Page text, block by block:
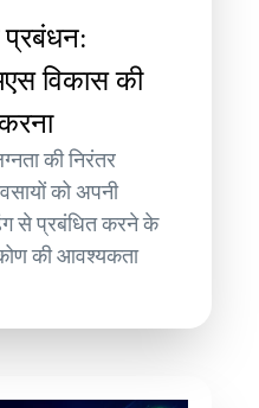
प्रबंधन:
विकास की
की निरंतर
को अपनी
से प्रबंधित करने के
की आवश्यकता